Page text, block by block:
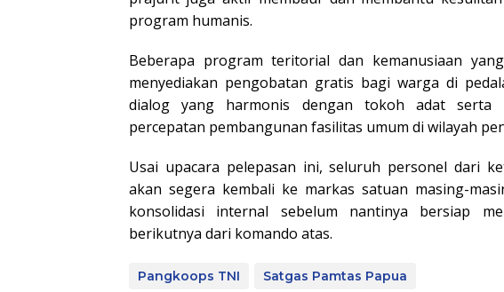
program humanis.
Beberapa program teritorial dan kemanusiaan
menyediakan pengobatan gratis bagi warga di
dialog yang harmonis dengan tokoh adat serta
percepatan pembangunan fasilitas umum di wilayah
Usai upacara pelepasan ini, seluruh personel dari
akan segera kembali ke markas satuan masing-
konsolidasi internal sebelum nantinya bersiap
berikutnya dari komando atas.
Pangkoops TNI Satgas Pamtas Papua